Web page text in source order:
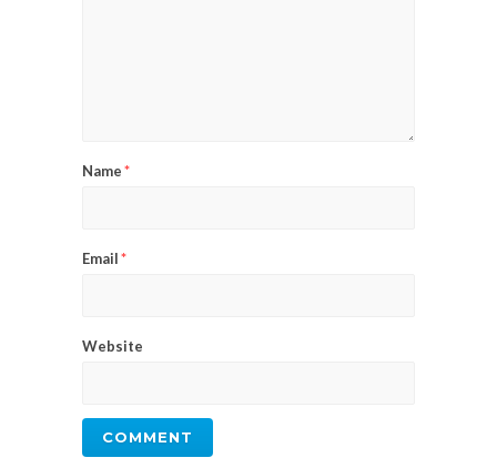
Name*
Email*
Website